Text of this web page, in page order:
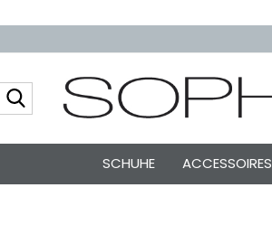
Suche...
SCHUHE ACCESSOIRES